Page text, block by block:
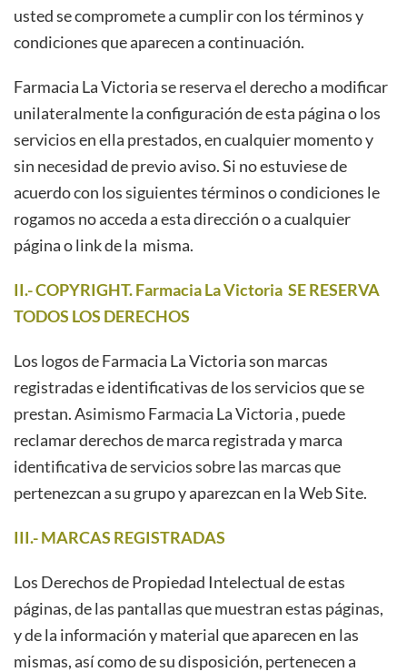
usted se compromete a cumplir con los términos y
condiciones que aparecen a continuación.
Farmacia La Victoriase reserva el derecho a modificar
unilateralmente la configuración de esta página o los
servicios en ella prestados, en cualquier momento y
sin necesidad de previo aviso. Si no estuviese de
acuerdo con los siguientes términos o condiciones le
rogamos no acceda a esta dirección o a cualquier
página o link de la misma.
II.- COPYRIGHT. Farmacia La Victoria SE RESERVA
TODOS LOS DERECHOS
Los logos de Farmacia La Victoriason marcas
registradas e identificativas de los servicios que se
prestan. Asimismo Farmacia La Victoria , puede
reclamar derechos de marca registrada y marca
identificativa de servicios sobre las marcas que
pertenezcan a su grupo y aparezcan en la Web Site.
III.- MARCAS REGISTRADAS
Los Derechos de Propiedad Intelectual de estas
páginas, de las pantallas que muestran estas páginas,
y de la información y material que aparecen en las
mismas, así como de su disposición, pertenecen a